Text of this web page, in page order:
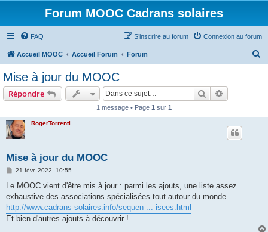
Forum MOOC Cadrans solaires
FAQ Connexion au forum
S’inscrire au forum
Accueil MOOC Accueil Forum Forum
Mise à jour du MOOC
Répondre Rechercher
1 message • Page 1 sur 1
RogerTorrenti
Mise à jour du MOOC
M
s
a
g
e
21 févr. 2022, 10:55
Le MOOC vient d'être mis à jour : parmi les ajouts, une liste assez
exhaustive des associations spécialisées tout autour du monde
http://www.cadrans-solaires.info/sequen ... isees.html
Et bien d'autres ajouts à découvrir !